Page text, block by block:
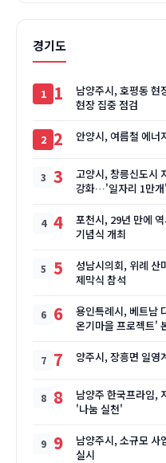
경기도
1
남양주시, 호평동 현
현장 집중 점검
2 안양시, 여름철 에너
3
고양시, 창릉신도시
강화…'일자리 1만
4
포천시, 29년 만에
기념식 개최
5
성남시의회, 위례 산
제막식 참석
6
용인특례시, 베트남
온기마을 프로젝트'
7 양주시, 장흥면 일영
8
남양주 한국프라임,
'나눔 실천'
9
남양주시, 소규모 사
실시